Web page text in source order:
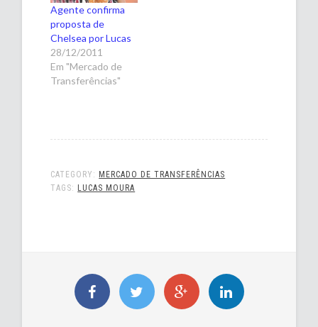
Agente confirma
proposta de
Chelsea por Lucas
28/12/2011
Em "Mercado de
Transferências"
CATEGORY: MERCADO DE TRANSFERÊNCIAS
TAGS: LUCAS MOURA